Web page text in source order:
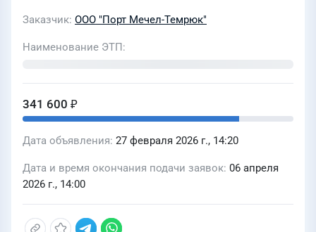
Заказчик ООО "Порт Мечел-Темрюк"
Наименование ЭТП
341 600 ₽
Дата объявления 27 февраля 2026 г., 14:20
Дата и время окончания подачи заявок 06 апреля
2026 г., 14:00